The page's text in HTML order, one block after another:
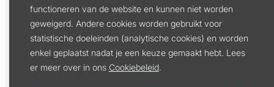
Filter
Verkoop
Compressor
Compressor Toebehoren
Compressor Toebehoren
functioneren van de website en kunnen niet worden
geweigerd. Andere cookies worden gebruikt voor
statistische doeleinden (analytische cookies) en worden
enkel geplaatst nadat je een keuze gemaakt hebt. Lees
er meer over in ons Cookiebeleid.